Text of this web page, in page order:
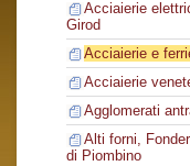
Acciaierie
Girod
Acciaierie e
Acciaierie
Agglomerati
Alti forni,
di Piombino